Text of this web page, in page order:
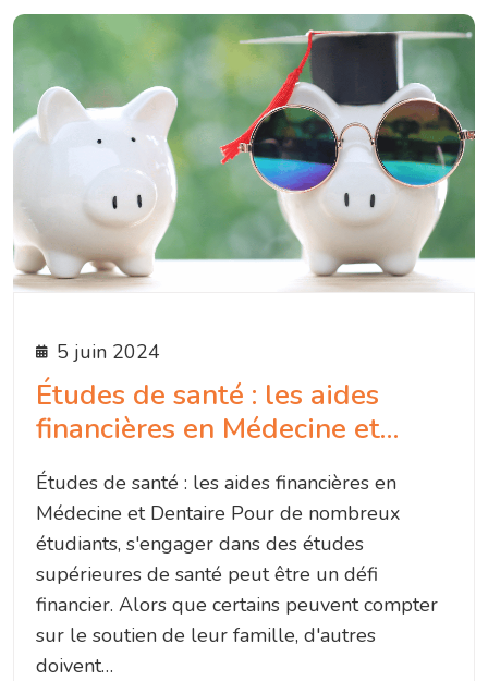
5 juin 2024
Études de santé : les aides
financières en Médecine et…
Études de santé : les aides financières en
Médecine et Dentaire Pour de nombreux
étudiants, s'engager dans des études
supérieures de santé peut être un défi
financier. Alors que certains peuvent compter
sur le soutien de leur famille, d'autres
doivent…